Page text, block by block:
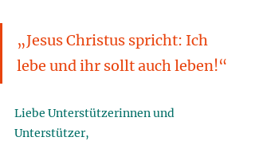
„Jesus Christus spricht: Ich
lebe und ihr sollt auch leben!“
Liebe Unterstützerinnen und
Unterstützer,